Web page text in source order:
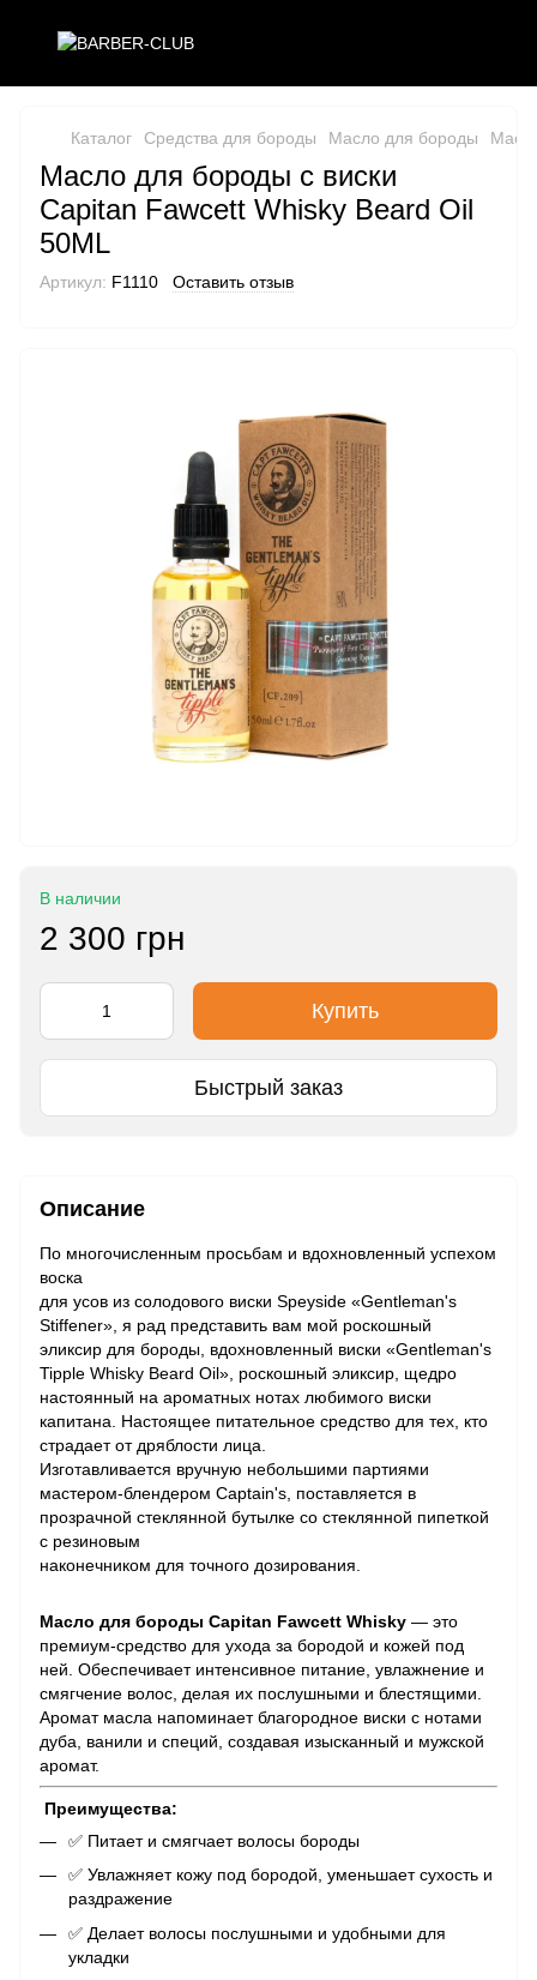
Каталог Средства для бороды Масло для бороды
Масло для бороды с виски
Capitan Fawcett Whisky Beard Oil
50ML
Артикул: F1110 Оставить отзыв
В наличии
2 300 грн
Купить
Быстрый заказ
Описание
По многочисленным просьбам и вдохновленный успехом
воска
для усов из солодового виски Speyside «Gentleman's
Stiffener», я рад представить вам мой роскошный
эликсир для бороды, вдохновленный виски «Gentleman's
Tipple Whisky Beard Oil», роскошный эликсир, щедро
настоянный на ароматных нотах любимого виски
капитана. Настоящее питательное средство для тех, кто
страдает от дряблости лица.
Изготавливается вручную небольшими партиями
мастером-блендером Captain's, поставляется в
прозрачной стеклянной бутылке со стеклянной пипеткой
с резиновым
наконечником для точного дозирования.
Масло для бороды Capitan Fawcett Whisky — это
премиум-средство для ухода за бородой и кожей под
ней. Обеспечивает интенсивное питание, увлажнение и
смягчение волос, делая их послушными и блестящими.
Аромат масла напоминает благородное виски с нотами
дуба, ванили и специй, создавая изысканный и мужской
аромат.
Преимущества:
✅ Питает и смягчает волосы бороды
✅ Увлажняет кожу под бородой, уменьшает сухость и
раздражение
✅ Делает волосы послушными и удобными для
укладки